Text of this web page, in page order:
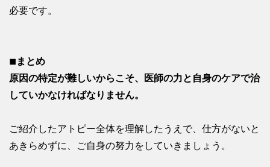
必要です。
◾︎まとめ
原因の特定が難しいからこそ、医師の力と自身のケアで治
していかなければなりません。
ご紹介したアトピー全体を理解したうえで、仕方がないと
あきらめずに、ご自身の努力をしていきましょう。